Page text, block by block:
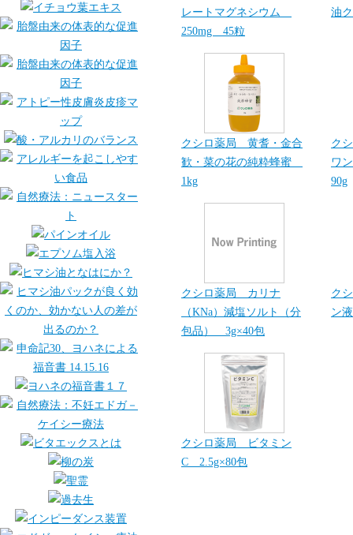
レートマグネシウム
250mg 45粒
油
クシロ薬局 黄耆・金合
歓・菜の花の純粋蜂蜜
1kg
ク
ワ
90g
クシロ薬局 カリナ
（KNa）減塩ソルト（分
包品） 3g×40包
ク
ン
クシロ薬局 ビタミン
C 2.5g×80包